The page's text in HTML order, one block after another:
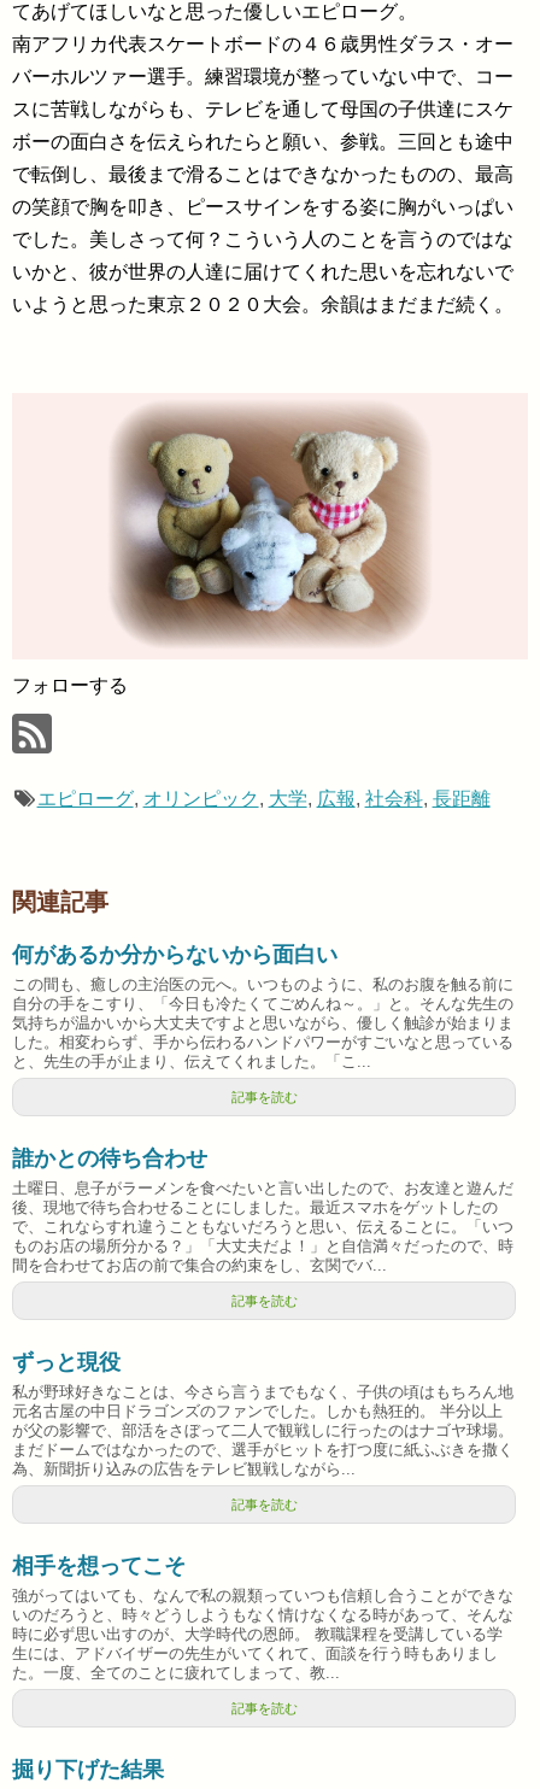
てあげてほしいなと思った優しいエピローグ。
南アフリカ代表スケートボードの４６歳男性ダラス・オー
バーホルツァー選手。練習環境が整っていない中で、コー
スに苦戦しながらも、テレビを通して母国の子供達にスケ
ボーの面白さを伝えられたらと願い、参戦。三回とも途中
で転倒し、最後まで滑ることはできなかったものの、最高
の笑顔で胸を叩き、ピースサインをする姿に胸がいっぱい
でした。美しさって何？こういう人のことを言うのではな
いかと、彼が世界の人達に届けてくれた思いを忘れないで
いようと思った東京２０２０大会。余韻はまだまだ続く。
フォローする
エピローグ, オリンピック , 大学, 広報, 社会科, 長距離
関連記事
何があるか分からないから面白い
この間も、癒しの主治医の元へ。いつものように、私のお腹を触る前に
自分の手をこすり、「今日も冷たくてごめんね～。」と。そんな先生の
気持ちが温かいから大丈夫ですよと思いながら、優しく触診が始まりま
した。相変わらず、手から伝わるハンドパワーがすごいなと思っている
と、先生の手が止まり、伝えてくれました。「こ...
記事を読む
誰かとの待ち合わせ
土曜日、息子がラーメンを食べたいと言い出したので、お友達と遊んだ
後、現地で待ち合わせることにしました。最近スマホをゲットしたの
で、これならすれ違うこともないだろうと思い、伝えることに。「いつ
ものお店の場所分かる？」「大丈夫だよ！」と自信満々だったので、時
間を合わせてお店の前で集合の約束をし、玄関でバ...
記事を読む
ずっと現役
私が野球好きなことは、今さら言うまでもなく、子供の頃はもちろん地
元名古屋の中日ドラゴンズのファンでした。しかも熱狂的。 半分以上
が父の影響で、部活をさぼって二人で観戦しに行ったのはナゴヤ球場。
まだドームではなかったので、選手がヒットを打つ度に紙ふぶきを撒く
為、新聞折り込みの広告をテレビ観戦しながら...
記事を読む
相手を想ってこそ
強がってはいても、なんで私の親類っていつも信頼し合うことができな
いのだろうと、時々どうしようもなく情けなくなる時があって、そんな
時に必ず思い出すのが、大学時代の恩師。 教職課程を受講している学
生には、アドバイザーの先生がいてくれて、面談を行う時もありまし
た。一度、全てのことに疲れてしまって、教...
記事を読む
掘り下げた結果